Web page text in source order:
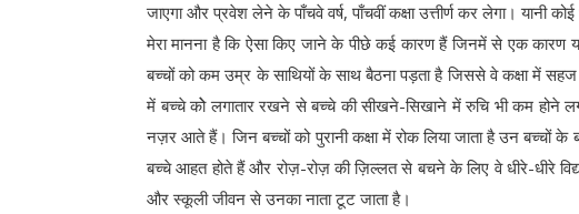
जाएगा और प्रवेश लेने के पाँचवे वर्ष, पाँचवीं कक्षा उत्तीर्ण कर लेगा। यानी
मेरा मानना है कि ऐसा किए जाने के पीछे कई कारण हैं जिनमें से एक कारण
बच्चों को कम उम्र के साथियों के साथ बैठना पड़ता है जिससे वे कक्षा में सहज
में बच्चे कोे लगातार रखने से बच्चे की सीखने-सिखाने में रुचि भी कम
नज़र आते हैं। जिन बच्चों को पुरानी कक्षा में रोक लिया जाता है उन बच्चों के
बच्चे आहत होते हैं और रोज़-रोज़ की ज़िल्लत से बचने के लिए वे धीरे-धीरे
और स्कूली जीवन से उनका नाता टूट जाता है।